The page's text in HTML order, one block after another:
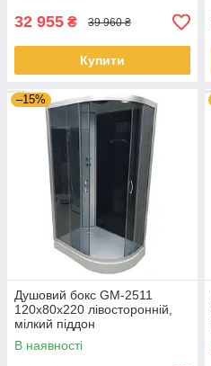
32 955 ₴ 39 960 ₴
Купити
–15%
Душовий бокс GM-2511
120x80x220 лівосторонній,
мілкий піддон
В наявності